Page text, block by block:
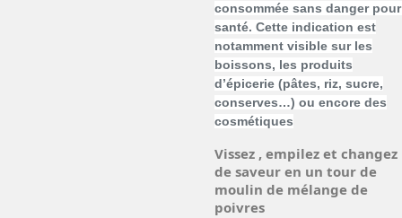
consommée sans danger
santé. Cette indication est
notamment visible sur les
boissons, les produits
d’épicerie (pâtes, riz, sucre,
conserves…) ou encore des
cosmétiques
Vissez , empilez et changez
de saveur en un tour de
moulin de mélange de
poivres